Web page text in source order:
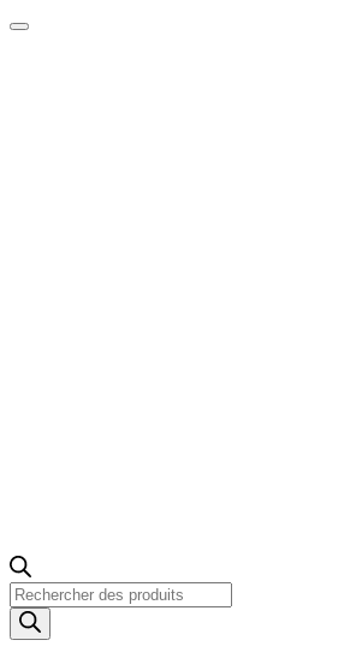
Recherche
de
produits